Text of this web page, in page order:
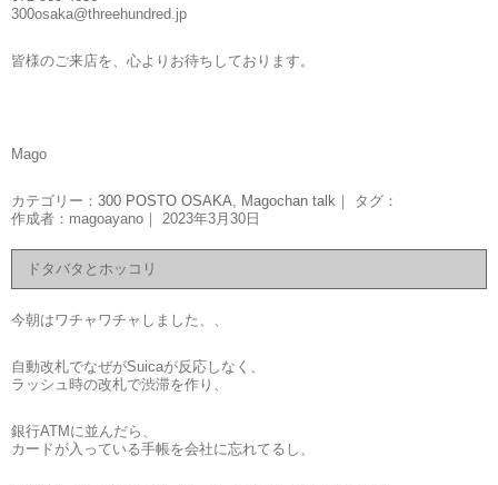
300osaka@threehundred.jp
皆様のご来店を、心よりお待ちしております。
Mago
カテゴリー： 300 POSTO OSAKA Magochan talk ｜ タグ：
作成者：magoayano｜ 2023年3月30日
ドタバタとホッコリ
今朝はワチャワチャしました、、
自動改札でなぜがSuicaが反応しなく、
ラッシュ時の改札で渋滞を作り、
銀行ATMに並んだら、
カードが入っている手帳を会社に忘れてるし、